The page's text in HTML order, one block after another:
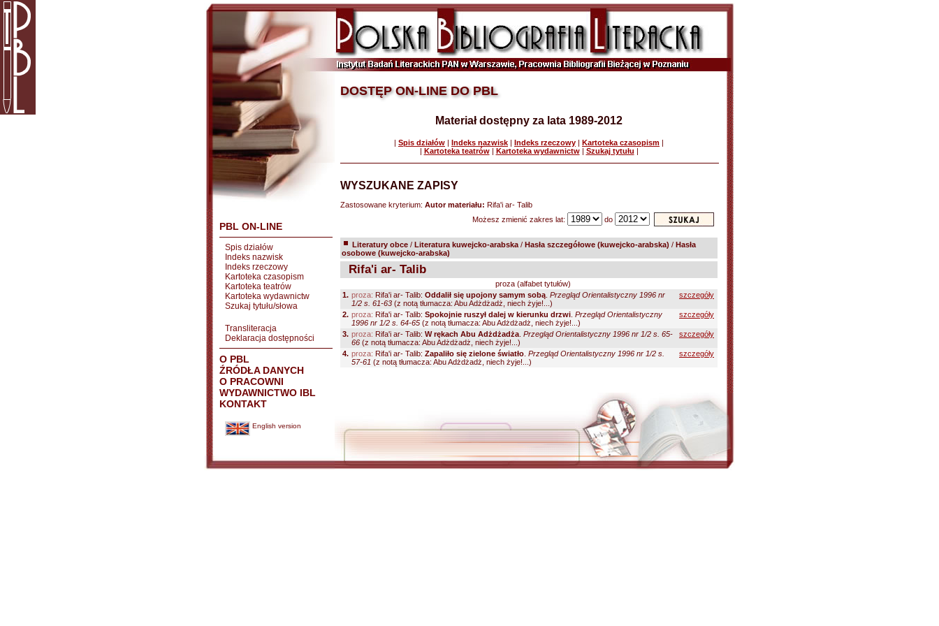
PBL ON-LINE
Spis działów
Indeks nazwisk
Indeks rzeczowy
Kartoteka czasopism
Kartoteka teatrów
Kartoteka wydawnictw
Szukaj tytułu/słowa
Transliteracja
Deklaracja dostępności
O PBL
ŹRÓDŁA DANYCH
O PRACOWNI
WYDAWNICTWO IBL
KONTAKT
English version
DOSTĘP ON-LINE DO PBL
Materiał dostępny za lata 1989-2012
| Spis działów | Indeks nazwisk | Indeks rzeczowy | Kartoteka czasopism |
| Kartoteka teatrów| Kartoteka wydawnictw| Szukaj tytułu |
WYSZUKANE ZAPISY
Zastosowane kryterium: Autor materiału: Rifa'i ar- Talib
Możesz zmienić zakres lat:
do
Literatury obce / Literatura kuwejcko-arabska / Hasła szczegółowe (kuwejcko-arabska) / Hasła
osobowe (kuwejcko-arabska)
Rifa'i ar- Talib
proza (alfabet tytułów)
1. proza: Rifa'i ar- Talib: Oddalił się upojony samym sobą Przegląd Orientalistyczny 1996 nr
1/2 s. 61-63 (z notą tłumacza: Abu Adżdżadż, niech żyje!...)
szczegóły
2. proza: Rifa'i ar- Talib: Spokojnie ruszył dalej w kierunku drzwi Przegląd Orientalistyczny
1996 nr 1/2 s. 64-65 (z notą tłumacza: Abu Adżdżadż, niech żyje!...)
szczegóły
3. proza: Rifa'i ar- Talib: W rękach Abu Adżdżadża Przegląd Orientalistyczny 1996 nr 1/2 s. 65-
66 (z notą tłumacza: Abu Adżdżadż, niech żyje!...)
szczegóły
4. proza: Rifa'i ar- Talib: Zapaliło się zielone światło Przegląd Orientalistyczny 1996 nr 1/2 s.
57-61 (z notą tłumacza: Abu Adżdżadż, niech żyje!...)
szczegóły